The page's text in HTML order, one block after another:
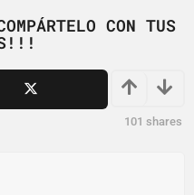
CON TUS
101 shares